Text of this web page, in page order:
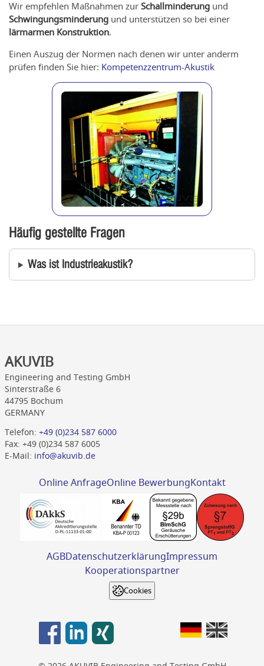
Wir empfehlen Maßnahmen zur Schallminderung und
Schwingungsminderung und unterstützen so bei einer
lärmarmen Konstruktion.
Einen Auszug der Normen nach denen wir unter anderm
prüfen finden Sie hier: Kompetenzzentrum-Akustik
Häufig gestellte Fragen
Was ist Industrieakustik?
AKUVIB
Engineering and Testing GmbH
Sinterstraße 6
44795 Bochum
GERMANY
Telefon: +49 (0)234 587 6000
Fax: +49 (0)234 587 6005
E-Mail: info@akuvib.de
Online AnfrageOnline BewerbungKontakt
AGBDatenschutzerklärungImpressum
Kooperationspartner
Cookies